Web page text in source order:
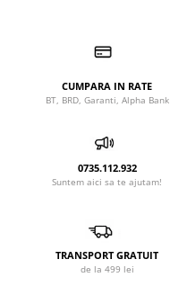
CUMPARA IN RATE
BT, BRD, Garanti, Alpha Bank
0735.112.932
Suntem aici sa te ajutam!
TRANSPORT GRATUIT
de la 499 lei